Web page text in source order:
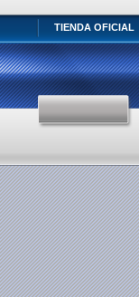
TIENDA OFICIAL